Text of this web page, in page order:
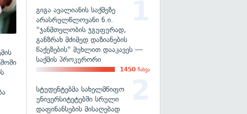
გიგა ავალიანის საქმეზე
არასრულწლოვანი ნ.ი.
"ჯანმთელობის ჯგუფურად,
განზრახ მძიმედ დაზიანების
წაქეზების" მუხლით დააკავეს —
საქმის პროკურორი
1450 ნახვა
სტუდენტებმა სახელმწიფო
უნივერსიტეტებში სრული
დაფინანსების მისაღებად